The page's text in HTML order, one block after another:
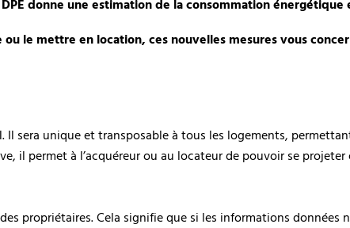
donne une estimation de la consommation énergétique
le mettre en location, ces nouvelles mesures vous
unique et transposable à tous les logements, permettant
il permet à l’acquéreur ou au locateur de pouvoir se projeter
propriétaires. Cela signifie que si les informations données